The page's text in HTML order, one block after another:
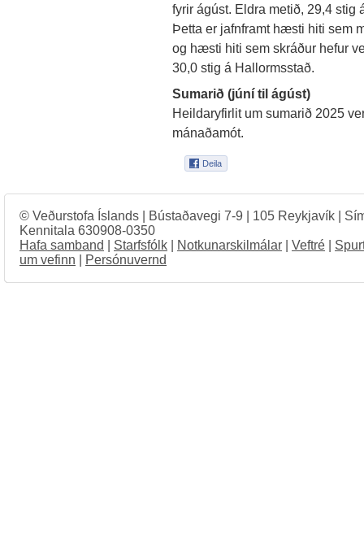
fyrir ágúst. Eldra metið, 29,4 stig
Þetta er jafnframt hæsti hiti sem
og hæsti hiti sem skráður hefur
30,0 stig á Hallormsstað.
Sumarið (júní til ágúst)
Heildaryfirlit um sumarið 2025
mánaðamót.
© Veðurstofa Íslands | Bústaðavegi 7-9 | 105 Reykjavík |
Kennitala 630908-0350
Hafa samband
Starfsfólk Notkunarskilmálar Veftré
um vefinn
Persónuvernd